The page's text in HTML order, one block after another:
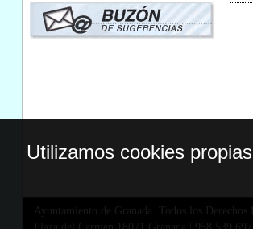
Ayuntamiento de Granada. Todos los Derechos
Utilizamos cookies